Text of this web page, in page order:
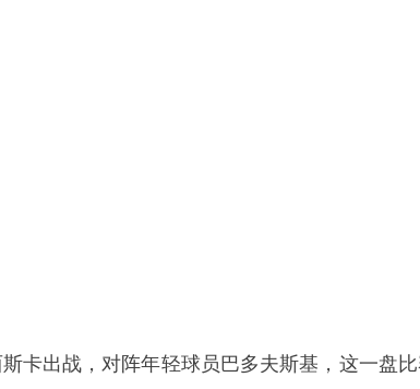
卡出战，对阵年轻球员巴多夫斯基，这一盘